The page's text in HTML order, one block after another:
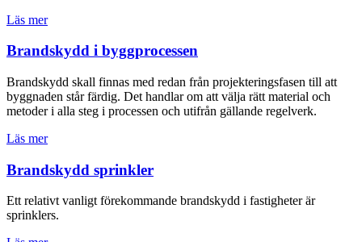
Läs mer
Brandskydd i byggprocessen
Brandskydd skall finnas med redan från projekteringsfasen till att
byggnaden står färdig. Det handlar om att välja rätt material och
metoder i alla steg i processen och utifrån gällande regelverk.
Läs mer
Brandskydd sprinkler
Ett relativt vanligt förekommande brandskydd i fastigheter är
sprinklers.